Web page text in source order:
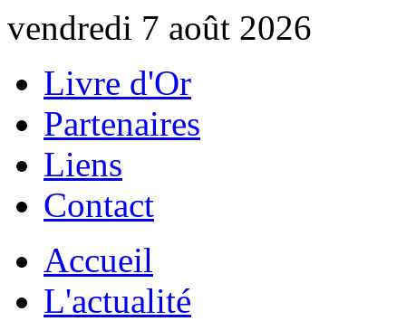
vendredi 7 août 2026
Livre d'Or
Partenaires
Liens
Contact
Accueil
L'actualité